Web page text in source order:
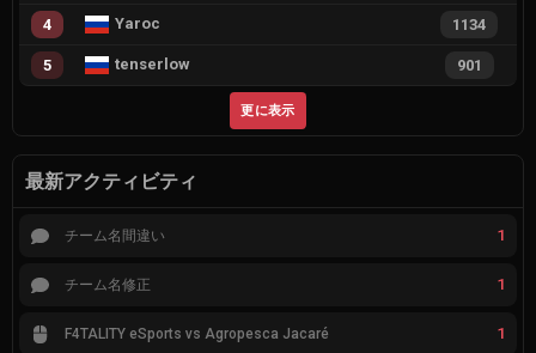
4 Yaroc 1134
5 tenserlow 901
更に表示
最新アクティビティ
チーム名間違い 1
チーム名修正 1
F4TALITY eSports vs Agropesca Jacaré 1